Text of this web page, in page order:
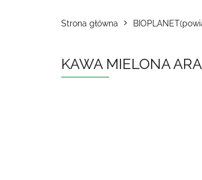
Strona główna
KAWA MIELONA